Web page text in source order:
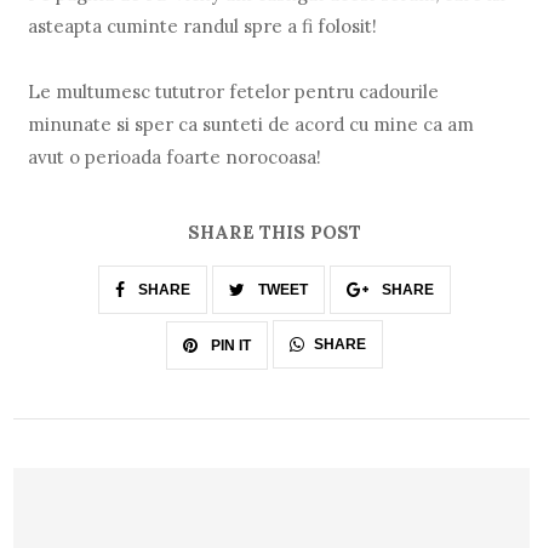
asteapta cuminte randul spre a fi folosit!
Le multumesc tututror fetelor pentru cadourile
minunate si sper ca sunteti de acord cu mine ca am
avut o perioada foarte norocoasa!
SHARE THIS POST
SHARE TWEET SHARE
PIN IT SHARE